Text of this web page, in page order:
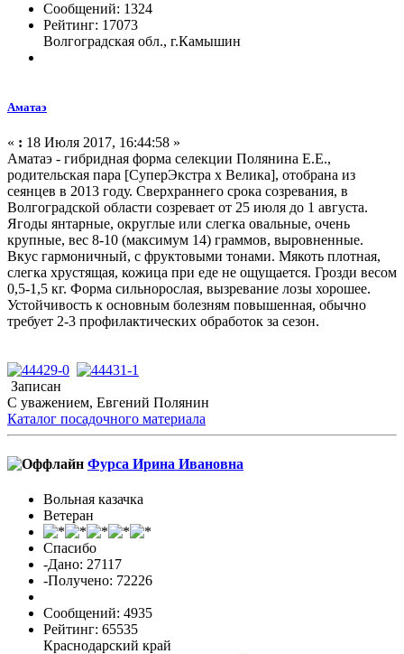
Сообщений: 1324
Рейтинг: 17073
Волгоградская обл., г.Камышин
Аматаэ
« : 18 Июля 2017, 16:44:58 »
Аматаэ - гибридная форма селекции Полянина Е.Е.,
родительская пара [СуперЭкстра х Велика], отобрана из
сеянцев в 2013 году. Сверхраннего срока созревания, в
Волгоградской области созревает от 25 июля до 1 августа.
Ягоды янтарные, округлые или слегка овальные, очень
крупные, вес 8-10 (максимум 14) граммов, выровненные.
Вкус гармоничный, с фруктовыми тонами. Мякоть плотная,
слегка хрустящая, кожица при еде не ощущается. Грозди весом
0,5-1,5 кг. Форма сильнорослая, вызревание лозы хорошее.
Устойчивость к основным болезням повышенная, обычно
требует 2-3 профилактических обработок за сезон.
Записан
С уважением, Евгений Полянин
Каталог посадочного материала
Фурса Ирина Ивановна
Вольная казачка
Ветеран
Спасибо
-Дано: 27117
-Получено: 72226
Сообщений: 4935
Рейтинг: 65535
Краснодарский край